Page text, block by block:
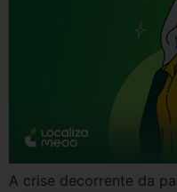
A crise decorrente da